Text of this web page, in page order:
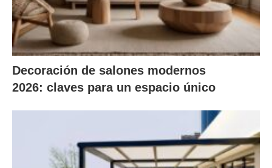
Decoración de salones modernos
2026: claves para un espacio único